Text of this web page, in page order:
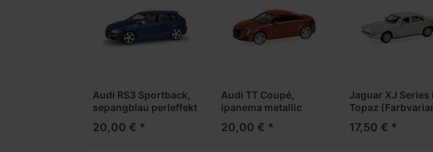
Audi RS3 Sportback,
sepangblau perleffekt
20,00 € *
Audi TT Coupé,
ipanema metallic
20,00 € *
Jaguar XJ Series
Topaz
17,50 € *